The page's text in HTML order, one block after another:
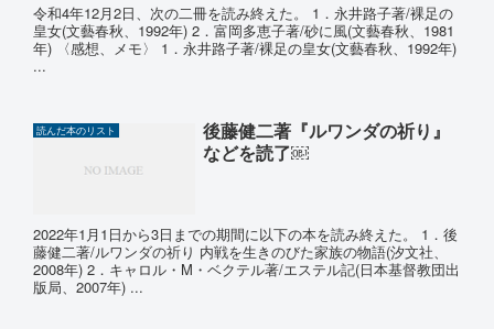
令和4年12月2日、次の二冊を読み終えた。 1．永井路子著/裸足の
皇女(文藝春秋、1992年) 2．富岡多恵子著/砂に風(文藝春秋、1981
年) 〈感想、メモ〉 1．永井路子著/裸足の皇女(文藝春秋、1992年)
...
読んだ本のリスト
後藤健二著『ルワンダの祈り』
などを読了￼
2022年1月1日から3日までの期間に以下の本を読み終えた。 1．後
藤健二著/ルワンダの祈り 内戦を生きのびた家族の物語(汐文社、
2008年) 2．キャロル・M・ベクテル著/エステル記(日本基督教団出
版局、2007年) ...